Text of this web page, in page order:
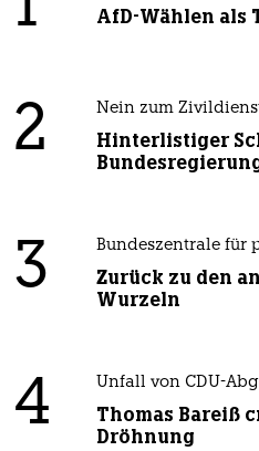
AfD-Wählen als
2 Nein zum
Hinterlistiger
3 Bundeszentrale für
Zurück zu den
Wurzeln
4 Unfall von CDU-
Thomas Bareiß
Dröhnung